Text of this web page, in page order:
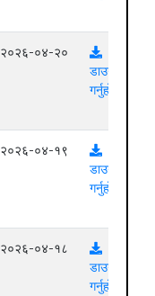
२०२६-०४-२०
डाउनलोड
गर्नुहोस्
२०२६-०४-१९
डाउनलोड
गर्नुहोस्
२०२६-०४-१८
डाउनलोड
गर्नुहोस्